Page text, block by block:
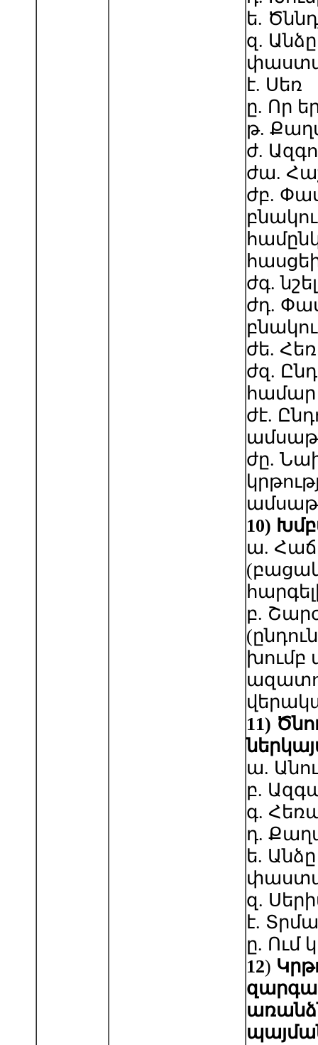
ե.
զ.
է. Սեռ
ը. Որ
թ.
ժ.
ժա.
ժբ.
ժգ.
ժդ.
ժե.
ժզ.
համար
ժէ.
ժը.
10)
ա.
բ.
խումբ
11)
ա.
բ.
գ.
դ.
ե.
զ.
է.
ը. Ում
12)